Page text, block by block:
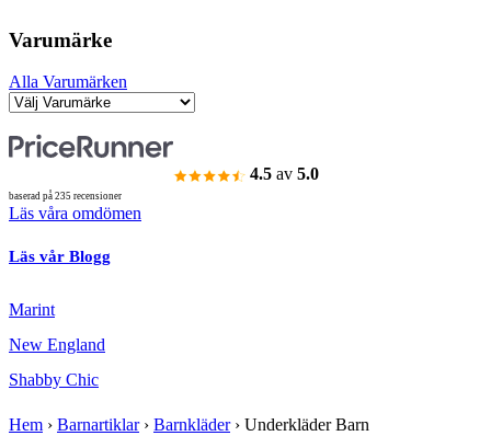
Varumärke
Alla Varumärken
4.5 av 5.0
baserad på 235 recensioner
Läs våra omdömen
Läs vår Blogg
Marint
New England
Shabby Chic
Hem › Barnartiklar› Barnkläder› Underkläder Barn